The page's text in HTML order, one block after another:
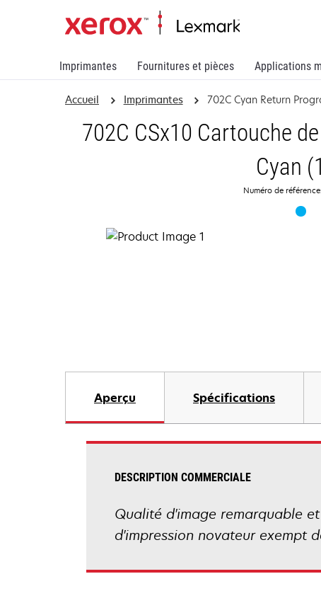
Imprimantes Fournitures et pièces Applications
Accueil Imprimantes 702C Cyan Return
702C CSx10 Cartouche
Cyan
Numéro de
Aperçu Spécifications
DESCRIPTION COMMERCIALE
Qualité d'image remarquable
d'impression novateur exempt